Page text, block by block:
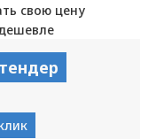
свою цену